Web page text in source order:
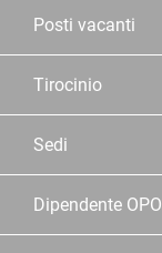
Posti vacanti
Tirocinio
Sedi
Dipendente OPO